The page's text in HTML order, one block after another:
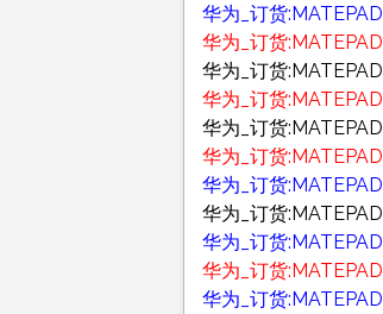
华为_订货
华为_订货
华为_订货
华为_订货
华为_订货
华为_订货
华为_订货
华为_订货
华为_订货
华为_订货
华为_订货